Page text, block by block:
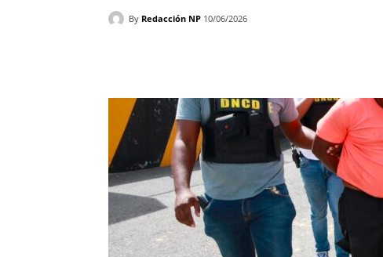
By Redacción NP 10/06/2026